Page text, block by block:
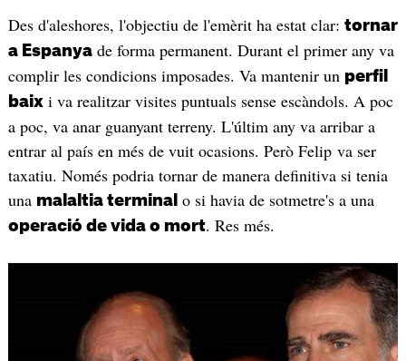
Des d'aleshores, l'objectiu de l'emèrit ha estat clar: tornar
a Espanyade forma permanent. Durant el primer any va
complir les condicions imposades. Va mantenir un perfil
baixi va realitzar visites puntuals sense escàndols. A poc
a poc, va anar guanyant terreny. L'últim any va arribar a
entrar al país en més de vuit ocasions. Però Felip va ser
taxatiu. Només podria tornar de manera definitiva si tenia
una malaltia terminal o si havia de sotmetre's a una
operació de vida o mort. Res més.